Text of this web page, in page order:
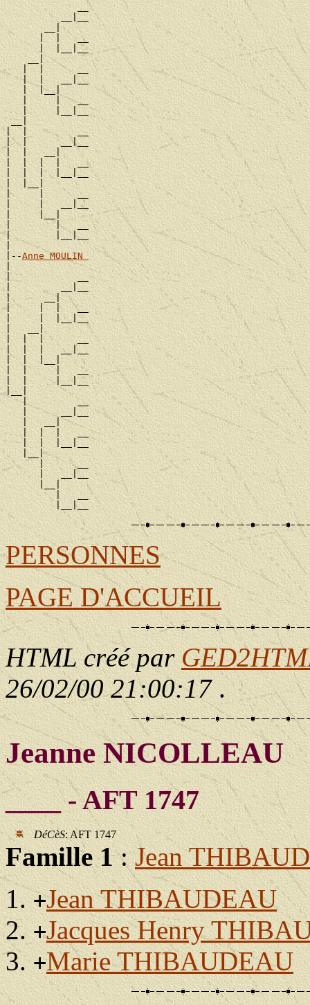
             __
          __|__
       __|
      |  |   __
      |  |__|__
    __|
   |  |      __
   |  |   __|__
   |  |__|
   |     |   __
   |     |__|__
__|
|  |         __
|  |      __|__
|  |   __|
|  |  |  |   __
|  |  |  |__|__
|  |__|
|     |      __
|     |   __|__
|     |__|
|        |   __
|        |__|__
|--Anne MOULIN
|
|            __
|         __|__
|      __|
|     |  |   __
|     |  |__|__
|   __|
|  |  |      __
|  |  |   __|__
|  |  |__|
|  |     |   __
|  |     |__|__
|__|
   |         __
   |      __|__
   |   __|
   |  |  |   __
   |  |  |__|__
   |__|
      |      __
      |   __|__
      |__|
         |   __
PERSONNES
PAGE D'ACCUEIL
HTML créé par
26/02/00 21:00:17.
Jeanne NICOLLEAU
____ - AFT 1747
DéCèS: AFT 1747
Famille 1:Jean
+Jean THIBAUDEAU
+Jacques Henry
+Marie THIBAUDEAU